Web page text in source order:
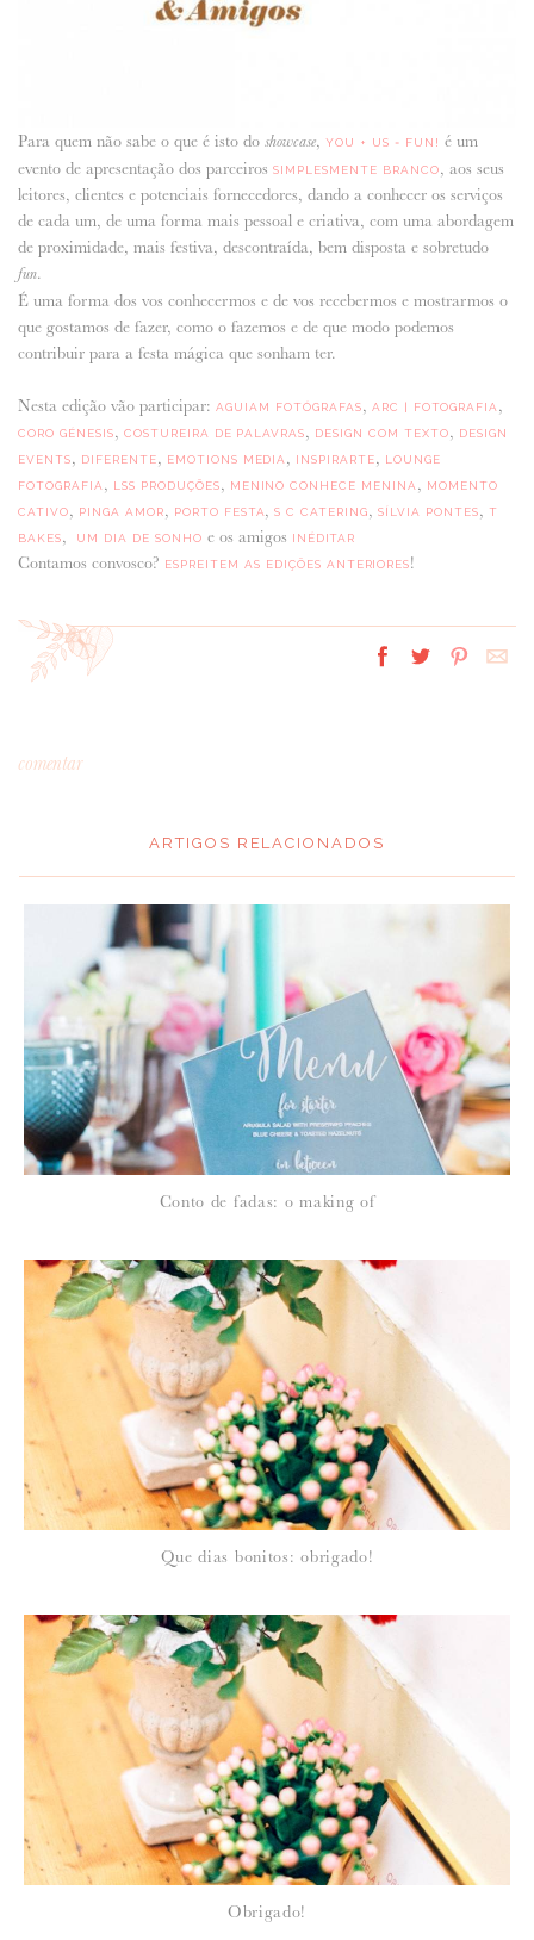
Para quem não sabe o que é isto do showcase, YOU + US = FUN! é um
evento de apresentação dos parceiros SIMPLESMENTE BRANCO, aos seus
leitores, clientes e potenciais fornecedores, dando a conhecer os serviços
de cada um, de uma forma mais pessoal e criativa, com uma abordagem
de proximidade, mais festiva, descontraída, bem disposta e sobretudo
fun.
É uma forma dos vos conhecermos e de vos recebermos e mostrarmos o
que gostamos de fazer, como o fazemos e de que modo podemos
contribuir para a festa mágica que sonham ter.
Nesta edição vão participar: AGUIAM FOTÓGRAFAS, ARC | FOTOGRAFIA ,
CORO GÉNESIS, COSTUREIRA DE PALAVRAS, DESIGN COM TEXTO,
DESIGN
EVENTS, DIFERENTE, EMOTIONS MEDIA , INSPIRARTE,
LOUNGE
FOTOGRAFIA , LSS PRODUÇÕES, MENINO CONHECE MENINA ,
MOMENTO
CATIVO, PINGA AMOR, PORTO FESTA,S C CATERING,SÍLVIA PONTES,
T
BAKES, UM DIA DE SONHO e os amigos INÉDITAR
Contamos convosco? ESPREITEM AS EDIÇÕES ANTERIORES!
comentar
NOME*:
Para saber como tratamos e protegemos os seus dados, leia a nossa
política de privacidade
20 de Novembro de 2013
ELSA SILVA
Olá
(Jenny Makeup land)??
20 de Novembro de 2013
SUSANA
Olá Elsa, a Jenny não vai estar, não, tinha uma formação agendada
neste dia e não foi possível trocar
21 de Novembro de 2013
ELSA SILVA
Obrigada pela resposta
ARTIGOS RELACIONADOS
Conto de fadas: o making of
Que dias bonitos: obrigado!
Obrigado!